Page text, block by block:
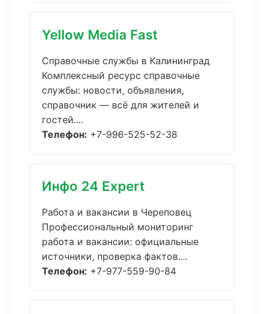
Yellow Media Fast
Справочные службы в Калининград
Комплексный ресурс справочные
службы: новости, объявления,
справочник — всё для жителей и
гостей....
Телефон: +7-996-525-52-38
Инфо 24 Expert
Работа и вакансии в Череповец
Профессиональный мониторинг
работа и вакансии: официальные
источники, проверка фактов....
Телефон: +7-977-559-90-84